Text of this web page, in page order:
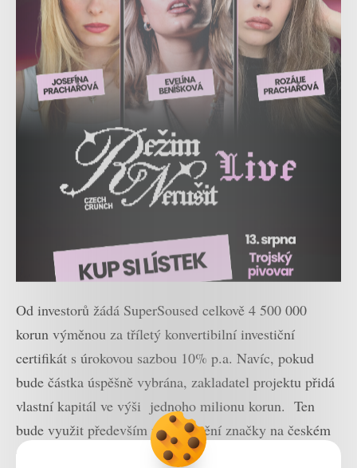
Od investorů žádá SuperSoused celkově 4 500 000
korun výměnou za tříletý konvertibilní investiční
certifikát s úrokovou sazbou 10% p.a. Navíc, pokud
bude částka úspěšně vybrána, zakladatel projektu přidá
vlastní kapitál ve výši jednoho milionu korun. Ten
bude využit především na upevnění značky na českém
trhu, marketing, rozvoj softwaru i expanzi.